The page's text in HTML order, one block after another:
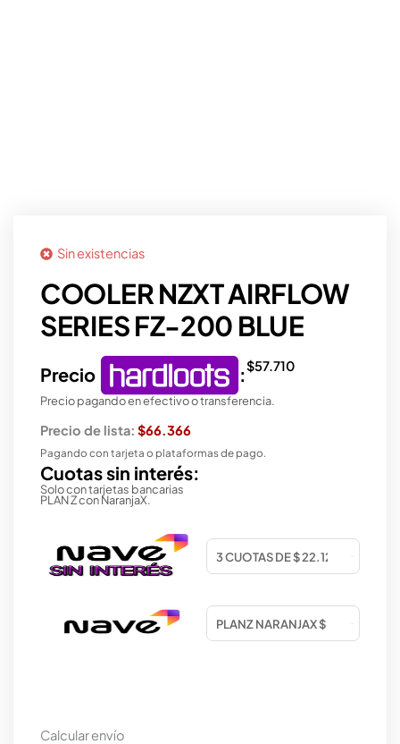
Sin existencias
COOLER NZXT AIRFLOW
SERIES FZ-200 BLUE
Precio :$57.710
Precio pagando en efectivo o transferencia.
Precio de lista: $66.366
Pagando con tarjeta o plataformas de pago.
Cuotas sin interés:
Solo con tarjetas bancarias
PLAN Z con NaranjaX.
Calcular envío